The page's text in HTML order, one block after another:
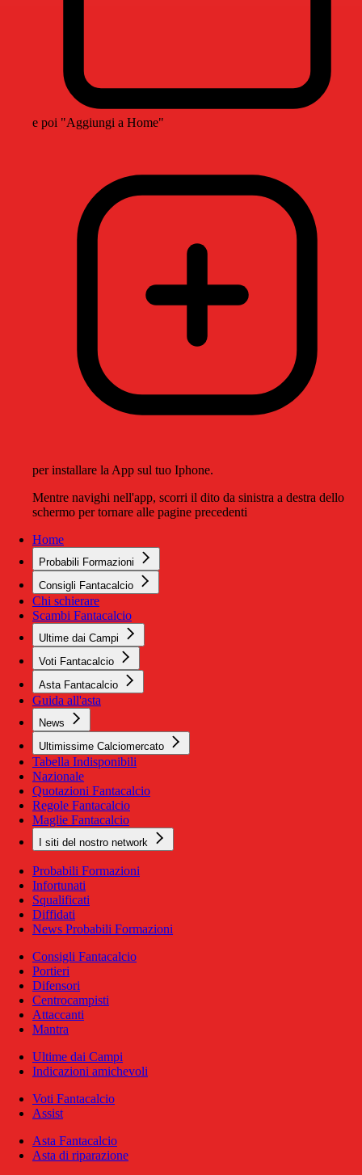
e poi "Aggiungi a Home"
per installare la App sul tuo Iphone.
Mentre navighi nell'app, scorri il dito da sinistra a destra dello
schermo per tornare alle pagine precedenti
Home
Probabili Formazioni
Consigli Fantacalcio
Chi schierare
Scambi Fantacalcio
Ultime dai Campi
Voti Fantacalcio
Asta Fantacalcio
Guida all'asta
News
Ultimissime Calciomercato
Tabella Indisponibili
Nazionale
Quotazioni Fantacalcio
Regole Fantacalcio
Maglie Fantacalcio
I siti del nostro network
Probabili Formazioni
Infortunati
Squalificati
Diffidati
News Probabili Formazioni
Consigli Fantacalcio
Portieri
Difensori
Centrocampisti
Attaccanti
Mantra
Ultime dai Campi
Indicazioni amichevoli
Voti Fantacalcio
Assist
Asta Fantacalcio
Asta di riparazione